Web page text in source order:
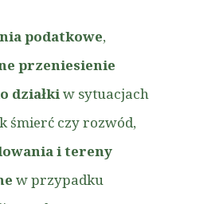
podatkowe,
przeniesienie
działkiw sytuacjach
śmierć czy rozwód,
i tereny
w przypadku